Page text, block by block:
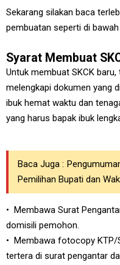
Sekarang silakan baca
pembuatan seperti di bawah
Syarat Membuat
Untuk membuat SKCK
melengkapi dokumen yang
ibuk hemat waktu dan
yang harus bapak ibuk
Baca Juga :
Pemilihan Bupati dan
• Membawa Surat
domisili pemohon.
• Membawa fotocopy KTP/
tertera di surat pengantar